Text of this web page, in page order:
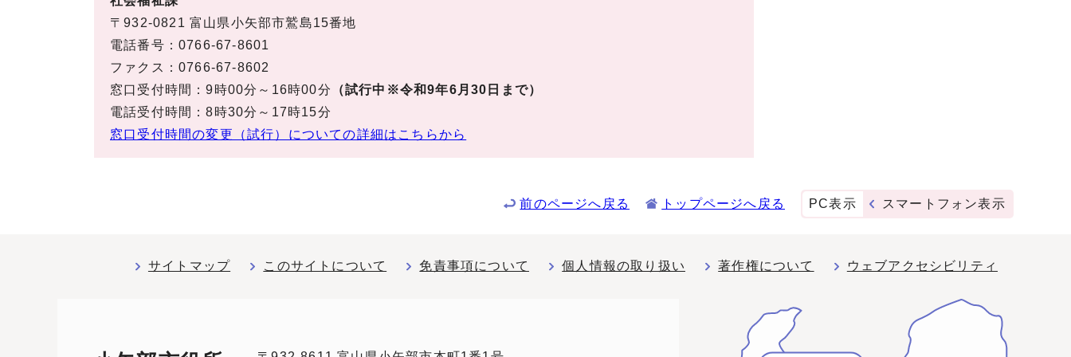
〒932-0821 富山県小矢部市鷲島15番地
電話番号：0766-67-8601
ファクス：0766-67-8602
窓口受付時間：9時00分～16時00分
（試行中※令和9年6月30日まで）
電話受付時間：8時30分～17時15分
窓口受付時間の変更（試行）についての詳細はこちらから
前のページへ戻る トップページへ戻る PC表示 スマートフォン表示
サイトマップ このサイトについて 免責事項について 個人情報の取り扱い 著作権について ウェブアクセシビリティ